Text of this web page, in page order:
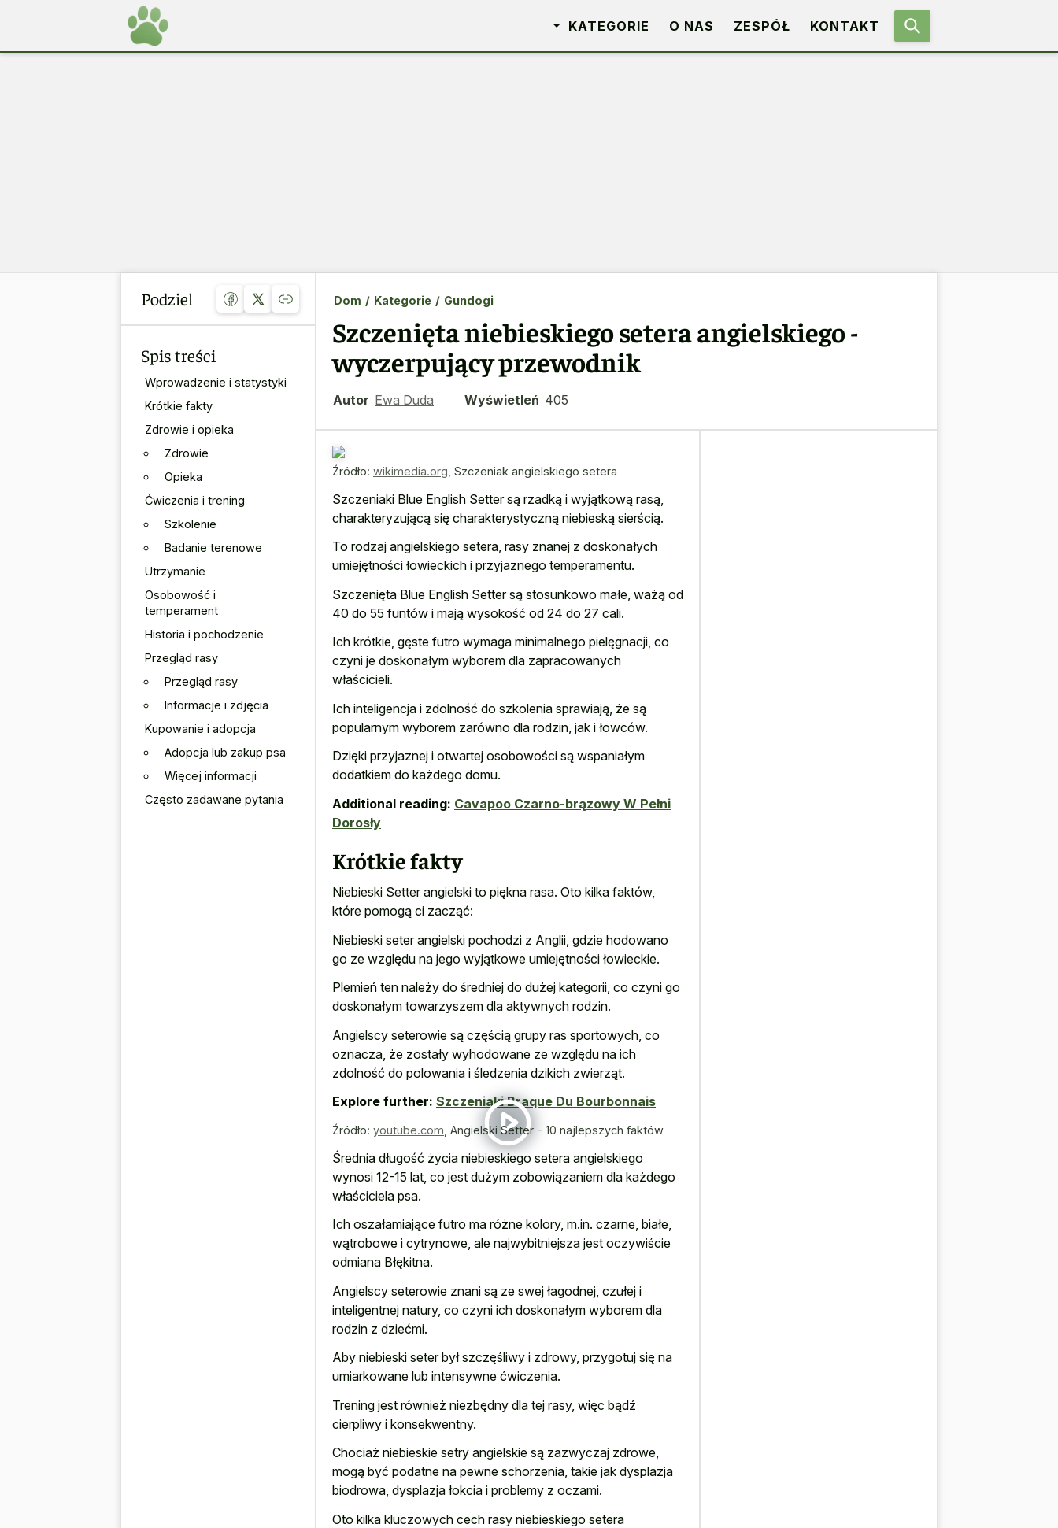
KATEGORIE O NAS ZESPÓŁ KONTAKT
Podziel
Spis treści
Wprowadzenie i statystyki
Krótkie fakty
Zdrowie i opieka
Zdrowie
Opieka
Ćwiczenia i trening
Szkolenie
Badanie terenowe
Utrzymanie
Osobowość i
temperament
Historia i pochodzenie
Przegląd rasy
Przegląd rasy
Informacje i zdjęcia
Kupowanie i adopcja
Adopcja lub zakup psa
Więcej informacji
Często zadawane pytania
Dom / Kategorie / Gundogi
Szczenięta niebieskiego setera angielskiego -
wyczerpujący przewodnik
Autor Ewa Duda Wyświetleń 405
Źródło: wikimedia.org Szczeniak angielskiego setera
Szczeniaki Blue English Setter są rzadką i wyjątkową rasą,
charakteryzującą się charakterystyczną niebieską sierścią.
To rodzaj angielskiego setera, rasy znanej z doskonałych
umiejętności łowieckich i przyjaznego temperamentu.
Szczenięta Blue English Setter są stosunkowo małe, ważą od
40 do 55 funtów i mają wysokość od 24 do 27 cali.
Ich krótkie, gęste futro wymaga minimalnego pielęgnacji, co
czyni je doskonałym wyborem dla zapracowanych
właścicieli.
Ich inteligencja i zdolność do szkolenia sprawiają, że są
popularnym wyborem zarówno dla rodzin, jak i łowców.
Dzięki przyjaznej i otwartej osobowości są wspaniałym
dodatkiem do każdego domu.
Additional reading: Cavapoo Czarno-brązowy W Pełni
Dorosły
Krótkie fakty
Niebieski Setter angielski to piękna rasa. Oto kilka faktów,
które pomogą ci zacząć:
Niebieski seter angielski pochodzi z Anglii, gdzie hodowano
go ze względu na jego wyjątkowe umiejętności łowieckie.
Plemień ten należy do średniej do dużej kategorii, co czyni go
doskonałym towarzyszem dla aktywnych rodzin.
Angielscy seterowie są częścią grupy ras sportowych, co
oznacza, że zostały wyhodowane ze względu na ich
zdolność do polowania i śledzenia dzikich zwierząt.
Explore further: Szczeniaki Braque Du Bourbonnais
Źródło: youtube.com Angielski Setter - 10 najlepszych faktów
Średnia długość życia niebieskiego setera angielskiego
wynosi 12-15 lat, co jest dużym zobowiązaniem dla każdego
właściciela psa.
Ich oszałamiające futro ma różne kolory, m.in. czarne, białe,
wątrobowe i cytrynowe, ale najwybitniejsza jest oczywiście
odmiana Błękitna.
Angielscy seterowie znani są ze swej łagodnej, czułej i
inteligentnej natury, co czyni ich doskonałym wyborem dla
rodzin z dziećmi.
Aby niebieski seter był szczęśliwy i zdrowy, przygotuj się na
umiarkowane lub intensywne ćwiczenia.
Trening jest również niezbędny dla tej rasy, więc bądź
cierpliwy i konsekwentny.
Chociaż niebieskie setry angielskie są zazwyczaj zdrowe,
mogą być podatne na pewne schorzenia, takie jak dysplazja
biodrowa, dysplazja łokcia i problemy z oczami.
Oto kilka kluczowych cech rasy niebieskiego setera